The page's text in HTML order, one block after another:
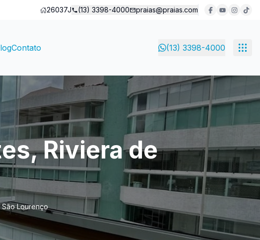
26037J (13) 3398-4000 praias@praias.com
Contato (13) 3398-4000
Riviera de
Lourenço